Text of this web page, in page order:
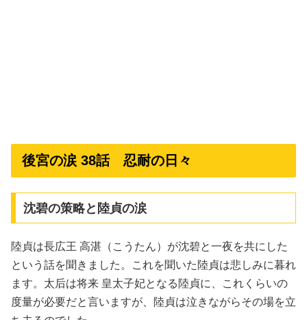
後宮の涙 38話 忍耐の日々
沈碧の策略と陸貞の涙
陸貞は長広王 高湛（こうたん）が沈碧と一夜を共にした
という話を聞きました。これを聞いた陸貞は悲しみに暮れ
ます。太后は将来 皇太子妃となる陸貞に、これくらいの
度量が必要だと言いますが、陸貞は泣きながらその場を立